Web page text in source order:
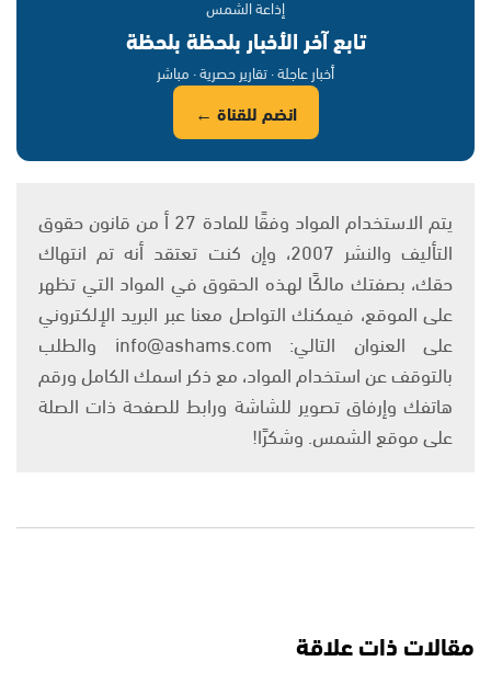
إذاعة الشمس
تابع آخر الأخبار بلحظة بلحظة
أخبار عاجلة · تقارير حصرية · مباشر
انضم للقناة ←
يتم الاستخدام المواد وفقًا للمادة 27 أ من قانون حقوق
التأليف والنشر 2007، وإن كنت تعتقد أنه تم انتهاك
حقك، بصفتك مالكًا لهذه الحقوق في المواد التي تظهر
على الموقع، فيمكنك التواصل معنا عبر البريد الإلكتروني
على العنوان التالي: info@ashams.com والطلب
بالتوقف عن استخدام المواد، مع ذكر اسمك الكامل ورقم
هاتفك وإرفاق تصوير للشاشة ورابط للصفحة ذات الصلة
على موقع الشمس. وشكرًا!
مقالات ذات علاقة